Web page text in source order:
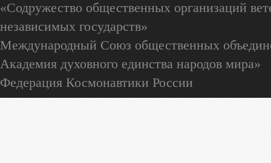
«Содружество общественных организаций
независимых государств»
Международный Союз общественных
Академия духовного единства народов мира»
Федерация Космонавтики России